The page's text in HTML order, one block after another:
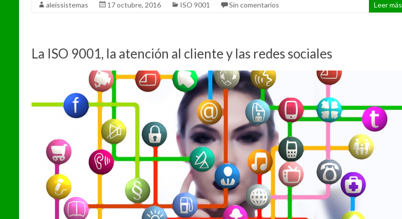
aleissistemas 17 octubre, 2016 ISO 9001 Sin comentarios Leer más
La ISO 9001, la atención al cliente y las redes sociales